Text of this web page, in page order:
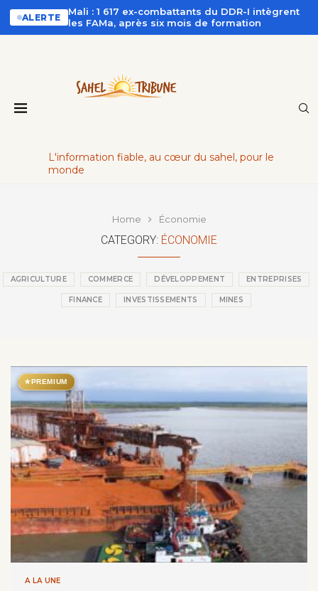
ALERTE
Mali : 1 617 ex-combattants du DDR-I intègrent
les FAMa, après six mois de formation
L'information fiable, au cœur du sahel, pour le
monde
Home Économie
CATEGORY: ÉCONOMIE
AGRICULTURE COMMERCE DÉVELOPPEMENT ENTREPRISES
FINANCE INVESTISSEMENTS MINES
★PREMIUM
A LA UNE